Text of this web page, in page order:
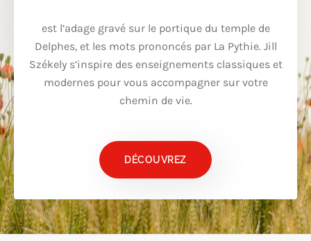
est l’adage gravé sur le portique du temple de
Delphes, et les mots prononcés par La Pythie. Jill
Székely s’inspire des enseignements classiques et
modernes pour vous accompagner sur votre
chemin de vie.
DÉCOUVREZ